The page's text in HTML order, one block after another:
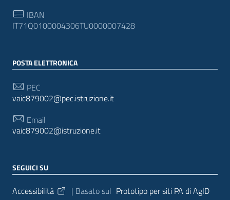
IBAN
IT71Q0100004306TU0000007428
POSTA ELETTRONICA
PEC
vaic879002@pec.istruzione.it
Email
vaic879002@istruzione.it
SEGUICI SU
Sezione Link Utili
Accessibilità | Basato sul Prototipo per siti PA di AgID